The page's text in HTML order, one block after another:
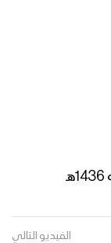
الدفاع تحيي
وزيد
الفيديو التالي